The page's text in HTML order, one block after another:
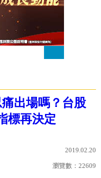
出場嗎？台股
標再決定
2019.02.20
瀏覽數： 22609